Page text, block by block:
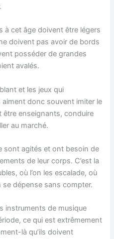
à cet âge doivent être légers
doivent pas avoir de bords
posséder de grandes
avalés.
et les jeux qui
aiment donc souvent imiter le
être enseignants, conduire
au marché.
sont agités et ont besoin de
de leur corps. C’est la
où l’on les escalade, où
se dépense sans compter.
instruments de musique
ce qui est extrêmement
là qu’ils doivent